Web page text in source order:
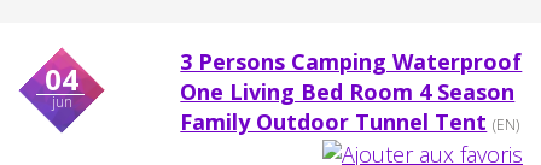
04
jun
3 Persons Camping Waterproof
One Living Bed Room 4 Season
Family Outdoor Tunnel Tent (EN)